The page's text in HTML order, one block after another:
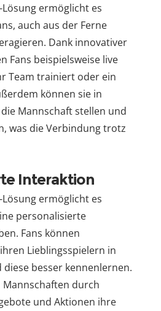
ermöglicht es
auch aus der Ferne
Dank innovativer
Fans beispielsweise live
Team trainiert oder ein
können sie in
Mannschaft stellen und
was die Verbindung trotz
Interaktion
ermöglicht es
personalisierte
Fans können
Lieblingsspielern in
besser kennenlernen.
durch
und Aktionen ihre